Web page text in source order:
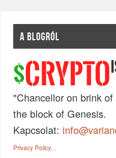
A BLOGRÓL
$CRYPTO
"Chancellor on brink
the block of Genesis.
Kapcsolat:
Privacy Policy...